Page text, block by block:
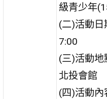
級青少年
(二)活動日
7:00
(三)活動
北投會館
(四)活動內